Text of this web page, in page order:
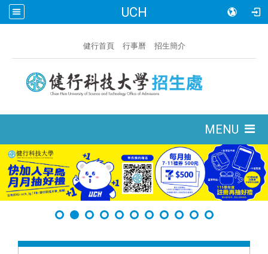
UCH
健行首頁 行事曆 招生簡介
MENU